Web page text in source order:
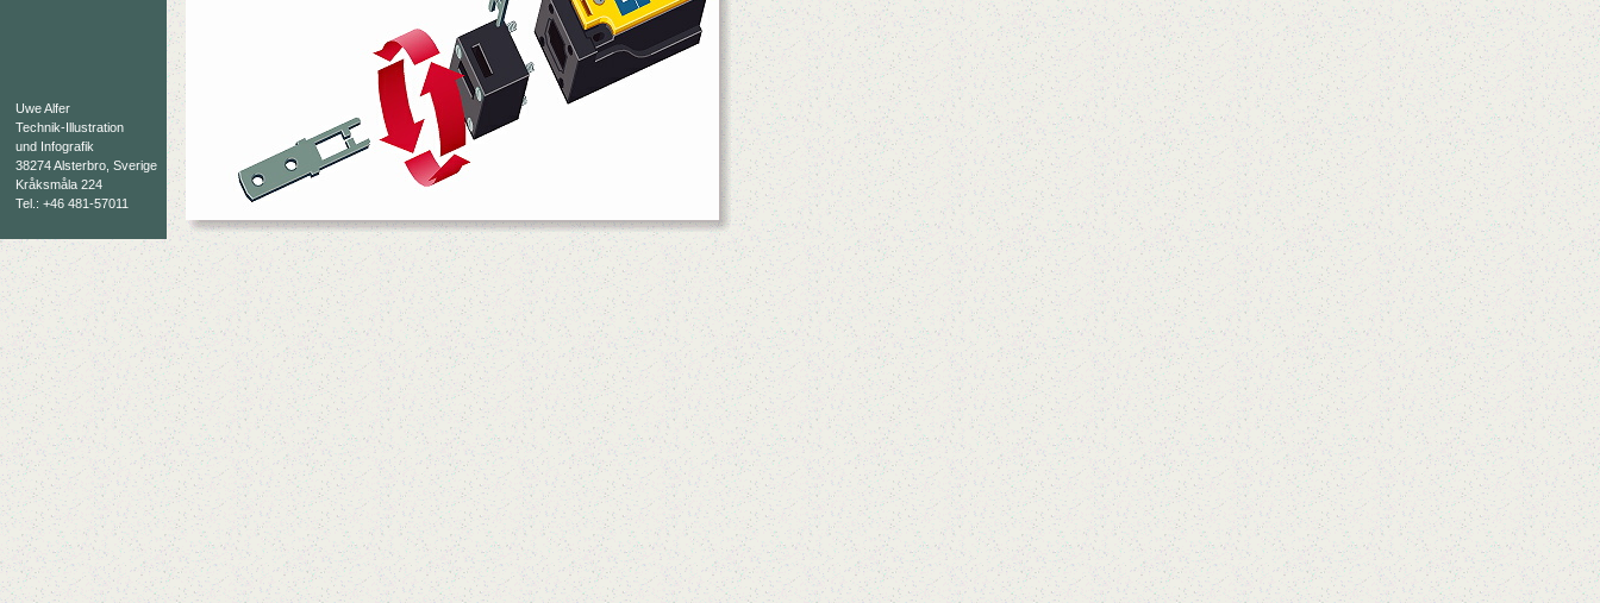
Uwe Alfer
Technik-Illustration
und Infografik
38274 Alsterbro, Sverige
Kråksmåla 224
Tel.: +46 481-57011